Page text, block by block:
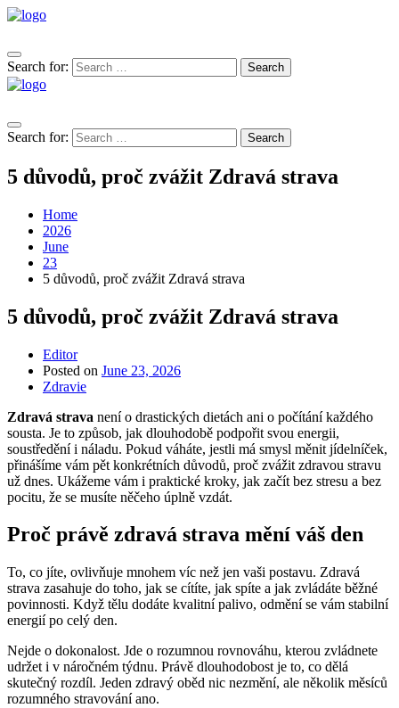
Search for: Search
Search for: Search
5 důvodů, proč zvážit Zdravá strava
Home
2026
June
23
5 důvodů, proč zvážit Zdravá strava
5 důvodů, proč zvážit Zdravá strava
Editor
Posted on June 23, 2026
Zdravie
Zdravá strava není o drastických dietách ani o počítání každého
sousta. Je to způsob, jak dlouhodobě podpořit svou energii,
soustředění i náladu. Pokud váháte, jestli má smysl měnit jídelníček,
přinášíme vám pět konkrétních důvodů, proč zvážit zdravou stravu
už dnes. Ukážeme vám i praktické kroky, jak začít bez stresu a bez
pocitu, že se musíte něčeho úplně vzdát.
Proč právě zdravá strava mění váš den
To, co jíte, ovlivňuje mnohem víc než jen vaši postavu. Zdravá
strava zasahuje do toho, jak se cítíte, jak spíte a jak zvládáte běžné
povinnosti. Když tělu dodáte kvalitní palivo, odmění se vám stabilní
energií po celý den.
Nejde o dokonalost. Jde o rozumnou rovnováhu, kterou zvládnete
udržet i v náročném týdnu. Právě dlouhodobost je to, co dělá
skutečný rozdíl. Jeden zdravý oběd nic nezmění, ale několik měsíců
rozumného stravování ano.